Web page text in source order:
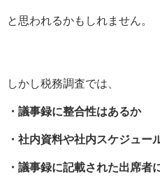
と思われるかもしれません。
しかし税務調査では、
・議事録に整合性はあるか
・社内資料や社内スケジュー
・議事録に記載された出席者